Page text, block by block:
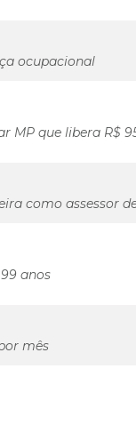
ocupacional
MP que libera R$
como assessor
anos
mês